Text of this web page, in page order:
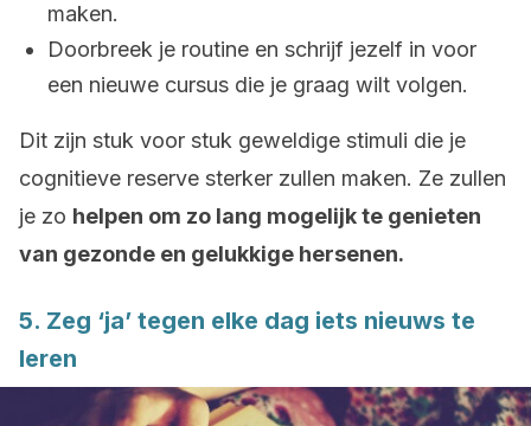
maken.
Doorbreek je routine en schrijf jezelf in voor
een nieuwe cursus die je graag wilt volgen.
Dit zijn stuk voor stuk geweldige stimuli die je
cognitieve reserve sterker zullen maken. Ze zullen
je zo helpen om zo lang mogelijk te genieten
van gezonde en gelukkige hersenen.
5. Zeg ‘ja’ tegen elke dag iets nieuws te
leren